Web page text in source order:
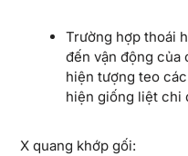
Trường hợp thoái
đến vận động của
hiện tượng teo
hiện giống liệt chi
X quang khớp gối: